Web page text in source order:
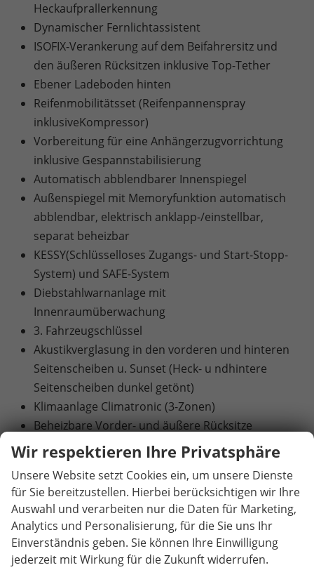
Heckaufprallerkennung
Dynamischer Fernlichtassistent
ISOFIX-Verankerung auf dem Beifahrersitz und
den äußeren Rücksitzen inklusive Top-Tether
Ebener Ladeboden hinten
Reifenmobilitätsset (Reifenpannenspray
inklusiveKompressor)
Vorbereitung für eine Anhängerzugvorrichtung
inklusive Gespannstabilisierung
Automatisch abblendbarer Innenspiegel
Außenspiegel mit Memoryfunktion automatisch
abblendbar, elektrisch anklapp-/einstellbar,
separat beheizbar
KESSY(Schlüsselloses Zugangs- und Start-Stopp-
System) und SAFE-System
Diebstahlwarnanlage mit
Innenraumüberwachung
3. Fahrzeugschlüssel
Akustikverglasung in den vorderen und hinteren
Seitenscheiben u. Sunset (Heck- u ndhintere
Seitenscheiben dunkel getönt)
Klimaanlage Climatronic (3-Zonen)
Beheizbare Vorder- und äußere Rücksitze
Drahtlos beheizbare Windschutzscheibe
Elektrische Heckklappenbedienung mit
Komfortöffnung
Abbiege- und Schlechtwetterlicht
Matrix-LED-Scheinwerfer
LED-Heckleuchten in Kristallglasoptik mit
animierten Blinkern und Welcome Effect
Wir respektieren Ihre Privatsphäre
Unsere Website setzt Cookies ein, um unsere Dienste
für Sie bereitzustellen. Hierbei berücksichtigen wir Ihre
Auswahl und verarbeiten nur die Daten für Marketing,
Analytics und Personalisierung, für die Sie uns Ihr
Einverständnis geben. Sie können Ihre Einwilligung
jederzeit mit Wirkung für die Zukunft widerrufen.